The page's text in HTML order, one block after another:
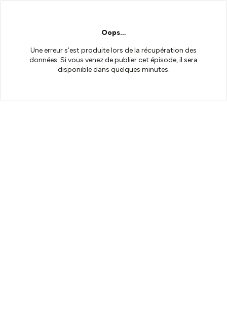
Oops…
Une erreur s’est produite lors de la récupération des
données. Si vous venez de publier cet épisode, il sera
disponible dans quelques minutes.